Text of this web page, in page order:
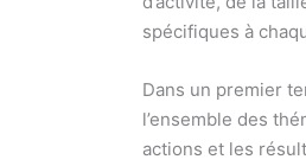
spécifiques à
Dans un premier
l’ensemble des
actions et les